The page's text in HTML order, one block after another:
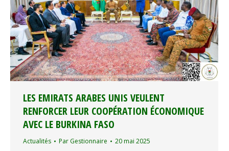
LES EMIRATS ARABES UNIS VEULENT
RENFORCER LEUR COOPÉRATION ÉCONOMIQUE
AVEC LE BURKINA FASO
Actualités Par Gestionnaire 20 mai 2025